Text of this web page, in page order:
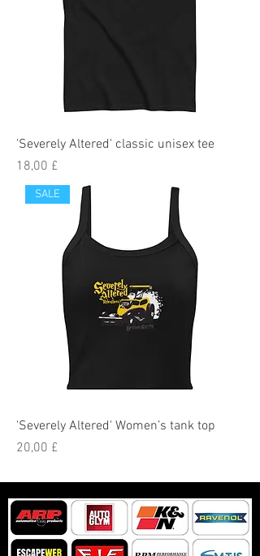
'Severely Altered' classic unisex tee
Pris
18,00 £
SALE
'Severely Altered' Women’s tank top
Pris
20,00 £